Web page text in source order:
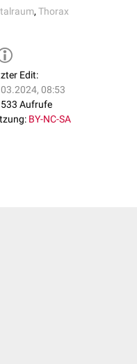
, Thorax
Edit:
08:53
Aufrufe
BY-NC-SA